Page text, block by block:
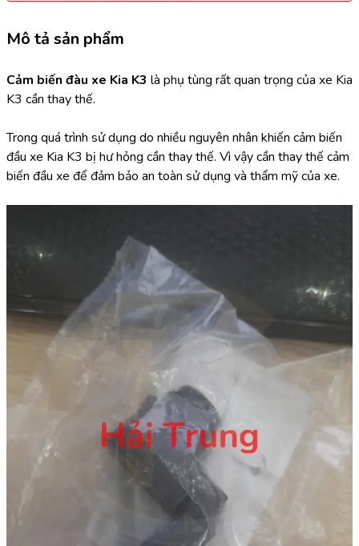
Mô tả sản phẩm
Cảm biến đàu xe Kia K3 là phụ tùng rất quan trọng của xe Kia
K3 cần thay thế.
Trong quá trình sử dụng do nhiều nguyên nhân khiến cảm biến
đầu xe Kia K3 bị hư hỏng cần thay thế. Vì vậy cần thay thế cảm
biến đầu xe để đảm bảo an toàn sử dụng và thẩm mỹ của xe.